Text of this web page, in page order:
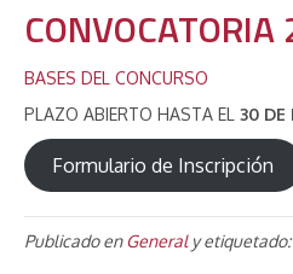
BASES DEL CONCURSO
PLAZO ABIERTO HASTA EL 30 DE
Formulario de Inscripción
Publicado enGeneraly etiquetado: